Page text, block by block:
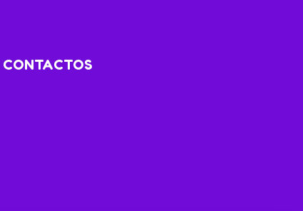
CONTACTOS